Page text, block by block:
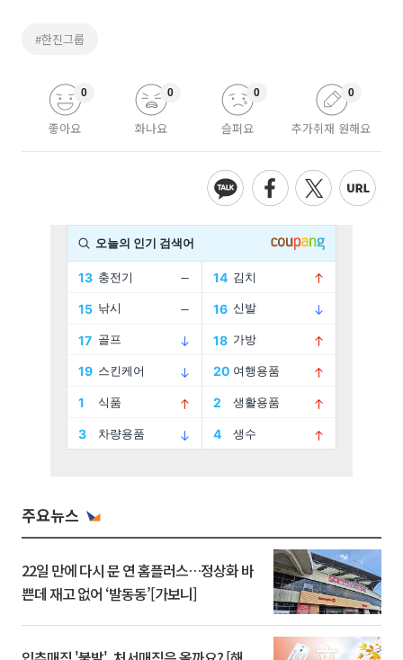
#한진그룹
좋아요
0
화나요
0
슬퍼요
0
추가취재 원해요
0
주요뉴스
22일 만에 다시 문 연 홈플러스…정상화 바
쁜데 재고 없어 ‘발동동’[가보니]